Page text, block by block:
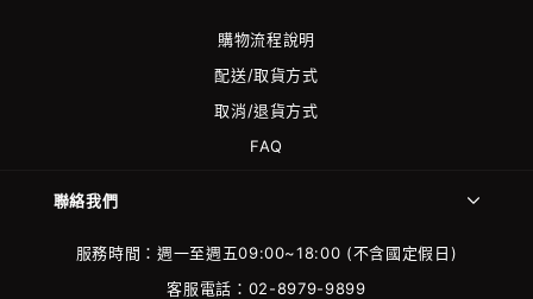
購物流程說明
配送/取貨方式
取消/退貨方式
FAQ
聯絡我們
服務時間：週一至週五09:00~18:00 (不含國定假日)
客服電話：02-8979-9899